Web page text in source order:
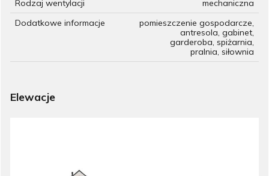
Rodzaj wentylacji
mechaniczna
Dodatkowe informacje
pomieszczenie gospodarcze,
antresola, gabinet,
garderoba, spiżarnia,
pralnia, siłownia
Elewacje